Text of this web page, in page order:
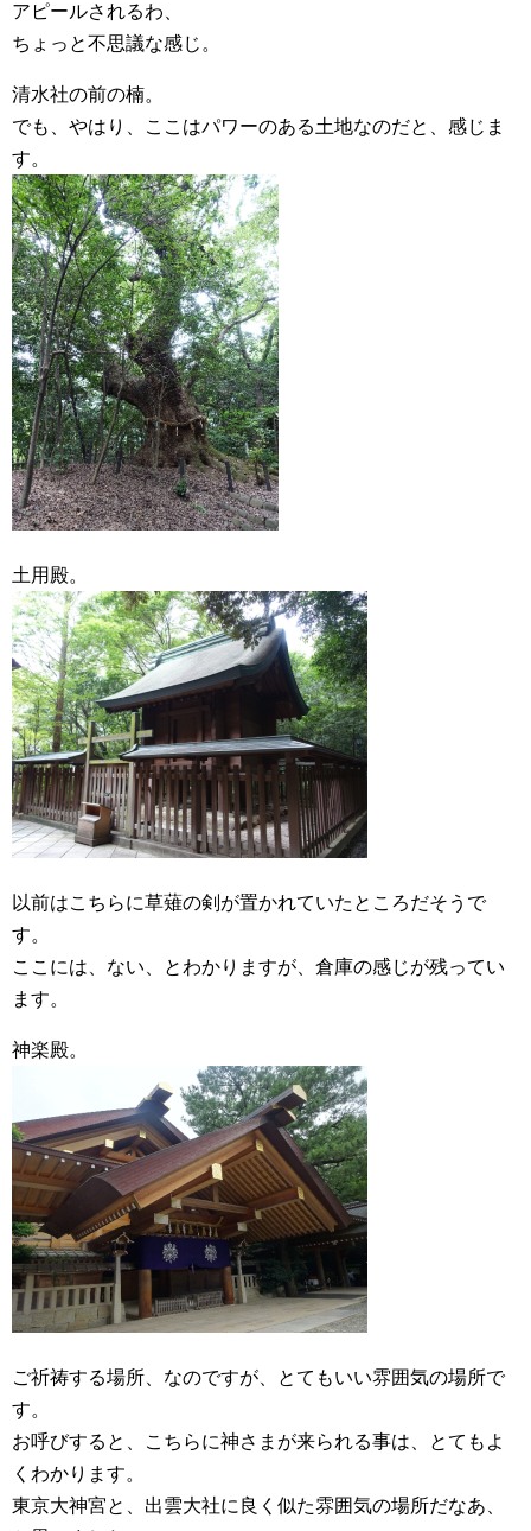
アピールされるわ、
ちょっと不思議な感じ。
清水社の前の楠。
でも、やはり、ここはパワーのある土地なのだと、感じま
す。
土用殿。
以前はこちらに草薙の剣が置かれていたところだそうで
す。
ここには、ない、とわかりますが、倉庫の感じが残ってい
ます。
神楽殿。
ご祈祷する場所、なのですが、とてもいい雰囲気の場所で
す。
お呼びすると、こちらに神さまが来られる事は、とてもよ
くわかります。
東京大神宮と、出雲大社に良く似た雰囲気の場所だなあ、